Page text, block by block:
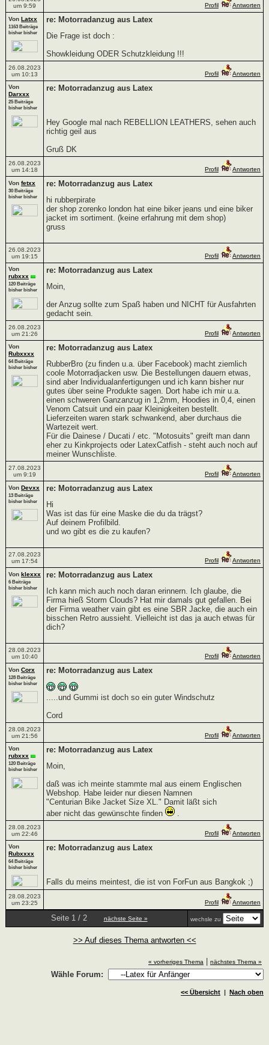
um 9:59
Profil Antworten
Von Latxx
1163 Beiträge
bisher bisher
re: Motorradanzug aus Latex
Die Frage ist doch :
Showkleidung ODER Schutzkleidung !!!
26.08.2023
um 10:13
Profil
Antworten
Von
Darxxx
25 Beiträge
bisher bisher
re: Motorradanzug aus Latex
Hey Google mal nach REBELLION LEATHERS, sehen auch
richtig geil aus
Gruß DK
26.08.2023
um 14:18
Profil Antworten
Von fetxx
30 Beiträge
bisher bisher
re: Motorradanzug aus Latex
hi rubberpirate
der shop zorenko london hat eine biker jeans und eine biker
jacket im sortiment. (keine erfahrung mit dem shop)
gruss
26.08.2023
um 19:15
Profil
Antworten
Von
rubxxx
120 Beiträge
bisher bisher
re: Motorradanzug aus Latex
Moin,
der Anzug sollte zum Spaß haben und NICHT für Ausfahrten
gedacht sein.
26.08.2023
um 21:26
Profil
Antworten
Von
Rubxxxx
64 Beiträge
bisher bisher
re: Motorradanzug aus Latex
RubberBro (zu finden u.a. über Facebook) macht ziemlich
coole Motorradjacken usw. Die Bestellungen dauern etwas,
sind aber Individualanfertigungen und ich kann bisher nur
gutes über seine Produkte sagen. Dort habe ich mir u.a.
einen schweren Ganzanzug in 1,2mm, Hoodies in 0,4, einen
Venom Catsuit und ein paar Kleinigkeiten bestellt.
Lieferzeiten waren stark schwankend, aber durchaus die
Wartezeit wert.
Für die Dainese / Ducati / etc. "Motosuits" greift man dann
eher zu Kinkprojects oder LatexCatfish - steht auch noch auf
meiner Wunschliste.
27.08.2023
um 9:19
Profil Antworten
Von Devxx
13 Beiträge
bisher bisher
re: Motorradanzug aus Latex
Hi
Was ist das für eine Maske die du da trägst?
Auf deinem Profilbild.
und wo gibt es die zu kaufen?
27.08.2023
um 17:54
Profil Antworten
Von klexxx
6 Beiträge
bisher bisher
re: Motorradanzug aus Latex
Ich kann mich auch noch daran erinnern. Ich glaube, die
Firma hieß Storm Clouds? Hat mir damals gut gefallen. Bei
der Firma weather vain gibt es eine SBR Jacke, die auch ein
bisschen Retro aussieht. Vielleicht ist das ja auch etwas für
dich?
28.08.2023
um 10:40
Profil Antworten
Von Corx
128 Beiträge
bisher bisher
re: Motorradanzug aus Latex
.....und Gummi ist doch so ein guter Windschutz
Cord
28.08.2023
um 21:56
Profil
Antworten
Von
rubxxx
120 Beiträge
bisher bisher
re: Motorradanzug aus Latex
Moin,
daß was ich meinte stammte mal aus einem Englischen
Webshop. Habe leider nur diesen Namnen
"Centurian Bike Jacket Size XL." Damit läßt sich
aber nicht das gewünschte finden
.
28.08.2023
um 22:46
Profil
Antworten
Von
Rubxxxx
64 Beiträge
bisher bisher
re: Motorradanzug aus Latex
Falls du meins meintest, die ist von ForFun aus Bangkok ;)
28.08.2023
um 23:25
Profil Antworten
Seite 1 / 2 nächste Seite » wechsle zu
>> Auf dieses Thema antworten <<
« vorheriges Thema nächstes Thema »
Wähle Forum:
<< Übersicht | Nach oben